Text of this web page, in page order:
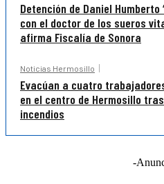
Detención de Daniel
con el doctor de los sueros
afirma Fiscalía de Sonora
Noticias Hermosillo
Evacúan a cuatro
en el centro de Hermosillo
incendios
-